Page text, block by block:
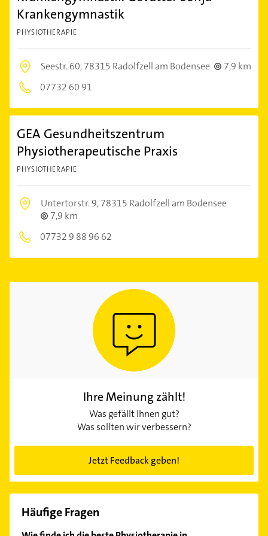
Krankengymnastik
PHYSIOTHERAPIE
Seestr. 60,78315 Radolfzell am Bodensee
7,9 km
07732 60 91
GEA Gesundheitszentrum
Physiotherapeutische Praxis
PHYSIOTHERAPIE
Untertorstr. 9,78315 Radolfzell am Bodensee
7,9 km
07732 9 88 96 62
Ihre Meinung zählt!
Was gefällt Ihnen gut?
Was sollten wir verbessern?
Jetzt Feedback geben!
Häufige Fragen